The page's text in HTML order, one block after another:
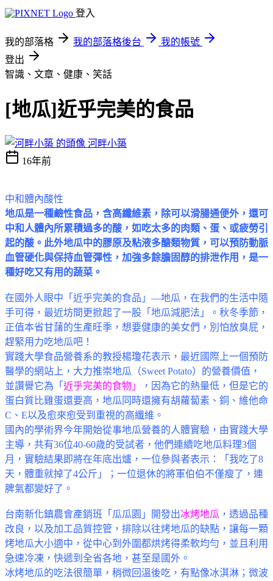
登入
我的部落格 我的部落格後台
我的帳號
登出
智識、文章、健康、笑話
[地瓜]近乎完美的食品
河畔小築
16年前
中和體內酸性
地瓜是一種鹼性食品 ，含高纖維素，除可以滑腸通便外，還可
中和人體內所累積過多的酸，如吃太多的肉類、蛋、或疲勞引
起的酸。此外地瓜中的膠原及粘液多醣類物質，可以預防動脈
血管硬化與保持血管彈性，加強多餘膽固醇的排泄作用，是一
種好吃又有用的蔬菜。
在國外人眼中「近乎完美的食品」 —地瓜，在我們的生活中隨
手可得，最近坊間更掀起了一股「地瓜減肥法」。秋冬季節，
正值本省甘藷的生產旺季，想要健康的美女們，別怕放臭屁，
趕緊用力吃地瓜吧！
實踐大學食品營養系的教授楊瓊花表示，最近國際上一個預防
醫學的網站上，大力推崇地瓜（Sweet Potato）的營養價值，
並讚譽它為「 近乎完美的食物」
，因為它的熱量低，但是它的
蛋白質比雞蛋還要高，地瓜同時還擁有胡蘿蔔素、銅、維他命
C 、 E以及愈來愈受到重視的高纖維。
國內的學術界今年開始從事地瓜營養的人體實驗，由實踐大學
主導，共有36位40-60歲的受試者，他們連續吃地瓜料理3個
月，實驗結果即將在年底出爐，一位參與者表示：「我吃了8
天，體重就掉了4公斤」；一位退休的將軍伯伯不僅瘦了，連
脾氣都變好了。
台南新化鎮農會產銷班「瓜瓜園」開發出冰烤地瓜 ，透過品種
改良，以及加工品質控管，排除以往烤地瓜的缺點，讓每一顆
烤地瓜大小適中，從中心到外圍都烘烤得柔軟均勻，並且利用
急速冷凍，快遞到全省各地，甚至是國外。
冰烤地瓜的吃法很簡單，稍微回溫後吃，有點像冰淇淋；微波